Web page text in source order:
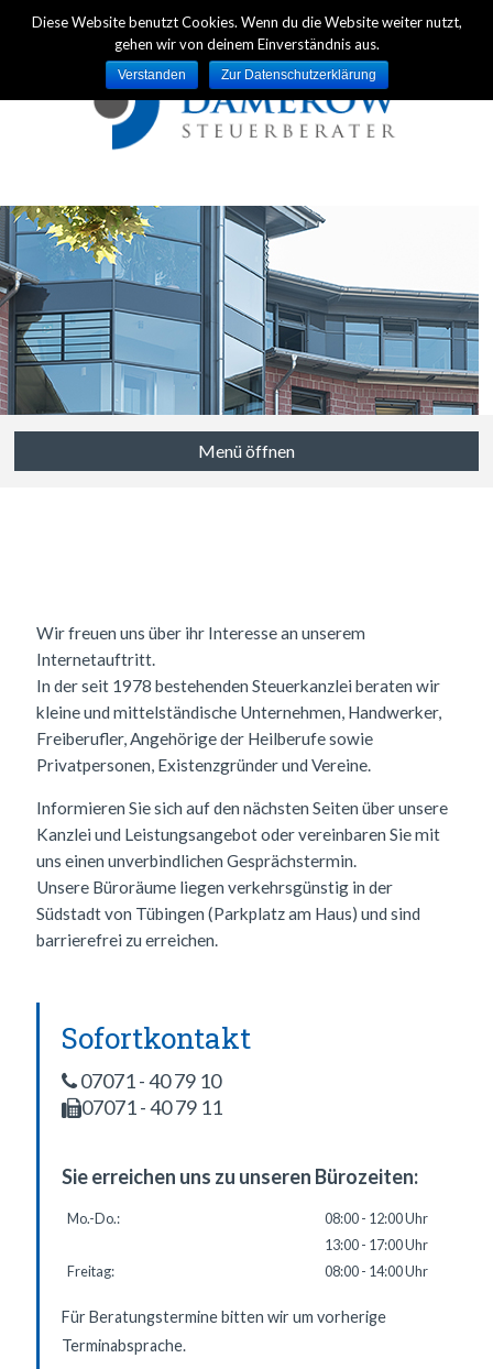
Menü öffnen
Wir freuen uns über ihr Interesse an unserem
Internetauftritt.
In der seit 1978 bestehenden Steuerkanzlei beraten wir
kleine und mittelständische Unternehmen, Handwerker,
Freiberufler, Angehörige der Heilberufe sowie
Privatpersonen, Existenzgründer und Vereine.
Informieren Sie sich auf den nächsten Seiten über unsere
Kanzlei und Leistungsangebot oder vereinbaren Sie mit
uns einen unverbindlichen Gesprächstermin.
Unsere Büroräume liegen verkehrsgünstig in der
Südstadt von Tübingen (Parkplatz am Haus) und sind
barrierefrei zu erreichen.
Sofortkontakt
07071 - 40 79 10
07071 - 40 79 11
Sie erreichen uns zu unseren Bürozeiten:
Mo.-Do.:
08:00 - 12:00 Uhr
13:00 - 17:00 Uhr
Freitag:
08:00 - 14:00 Uhr
Für Beratungstermine bitten wir um vorherige
Terminabsprache.
Diese Website benutzt Cookies. Wenn du die Website weiter nutzt,
gehen wir von deinem Einverständnis aus.
Verstanden Zur Datenschutzerklärung